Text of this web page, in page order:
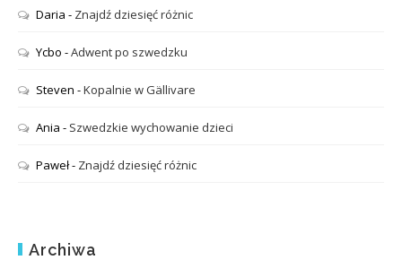
Daria - Znajdź dziesięć różnic
Ycbo -Adwent po szwedzku
Steven -Kopalnie w Gällivare
Ania - Szwedzkie wychowanie dzieci
Paweł- Znajdź dziesięć różnic
Archiwa